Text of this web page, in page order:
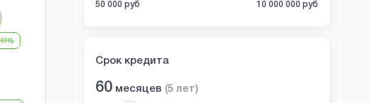
50 000 руб 10 000 000 руб
Срок кредита
60 месяцев (5 лет)